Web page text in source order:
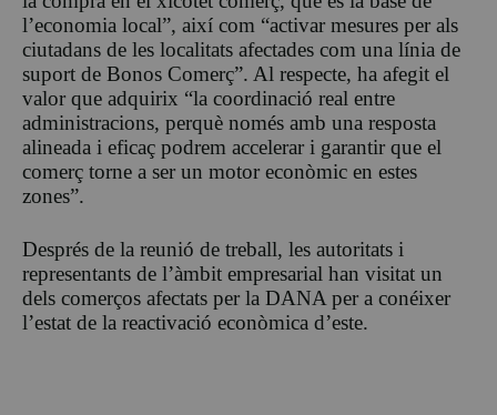
l’economia local”, així com “activar mesures per als
ciutadans de les localitats afectades com una línia de
suport de Bonos Comerç”. Al respecte, ha afegit el
valor que adquirix “la coordinació real entre
administracions, perquè només amb una resposta
alineada i eficaç podrem accelerar i garantir que el
comerç torne a ser un motor econòmic en estes
zones”.
Després de la reunió de treball, les autoritats i
representants de l’àmbit empresarial han visitat un
dels comerços afectats per la DANA per a conéixer
l’estat de la reactivació econòmica d’este.